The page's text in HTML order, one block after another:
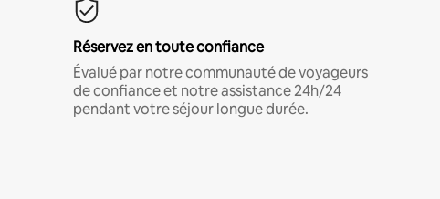
Réservez en toute confiance
Évalué par notre communauté de voyageurs
de confiance et notre assistance 24h/24
pendant votre séjour longue durée.